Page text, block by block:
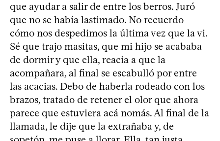
que ayudar a salir de entre los berros. Juró
que no se había lastimado. No recuerdo
cómo nos despedimos la última vez que la vi.
Sé que trajo masitas, que mi hijo se acababa
de dormir y que ella, reacia a que la
acompañara, al final se escabulló por entre
las acacias. Debo de haberla rodeado con los
brazos, tratado de retener el olor que ahora
parece que estuviera acá nomás. Al final de la
llamada, le dije que la extrañaba y, de